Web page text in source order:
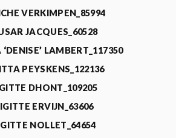
VERKIMPEN_85994
JACQUES_60528
LAMBERT_117350
PEYSKENS_122136
DHONT_109205
ERVIJN_63606
NOLLET_64654